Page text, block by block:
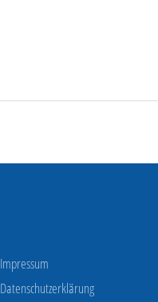
Impressum
Datenschutzerklärung